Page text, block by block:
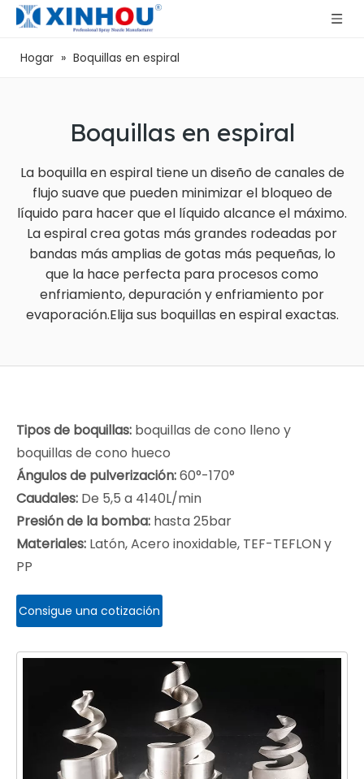
Hogar » Boquillas en espiral
Boquillas en espiral
La boquilla en espiral tiene un diseño de canales de
flujo suave que pueden minimizar el bloqueo de
líquido para hacer que el líquido alcance el máximo.
La espiral crea gotas más grandes rodeadas por
bandas más amplias de gotas más pequeñas, lo
que la hace perfecta para procesos como
enfriamiento, depuración y enfriamiento por
evaporación.Elija sus boquillas en espiral exactas.
Tipos de boquillas: boquillas de cono lleno y
boquillas de cono hueco
Ángulos de pulverización:60°-170°
Caudales: De 5,5 a 4140L/min
Presión de la bomba: hasta 25bar
Materiales: Latón, Acero inoxidable, TEF-TEFLON y
PP
Consigue una cotización